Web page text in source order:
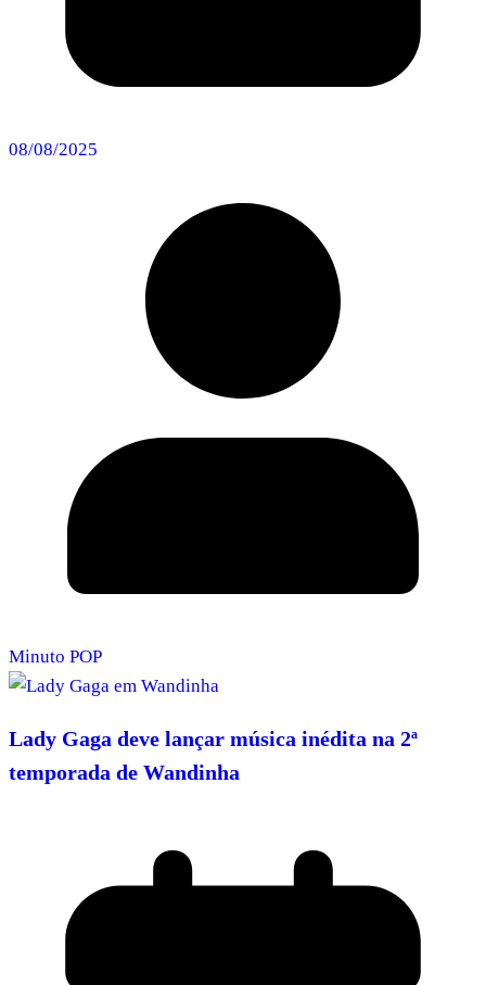
08/08/2025
Minuto POP
Lady Gaga deve lançar música inédita na 2ª
temporada de Wandinha